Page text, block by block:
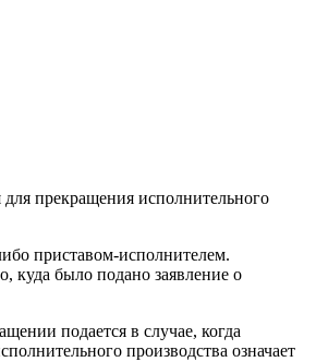
прекращения исполнительного
приставом-исполнителем.
куда было подано заявление о
подается в случае, когда
производства означает